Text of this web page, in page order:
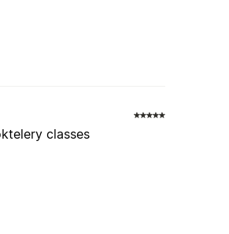
classes